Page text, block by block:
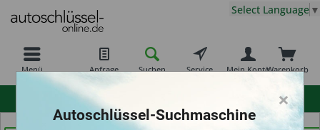
Menü Anfrage Suchen Service Warenkorb
Mein Konto
Select Language ▼
×
Autoschlüssel-Suchmaschine